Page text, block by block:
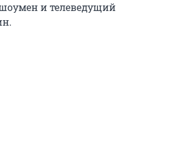
и телеведущий